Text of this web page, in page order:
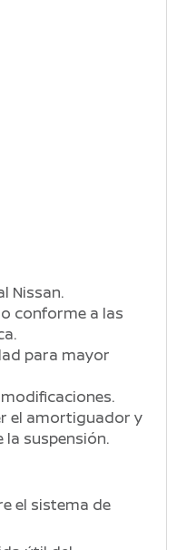
Nissan.
conforme a las
para mayor
el amortiguador y
la suspensión.
el sistema de